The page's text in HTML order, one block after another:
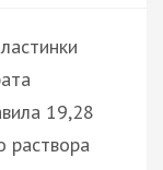
19,28
раствора